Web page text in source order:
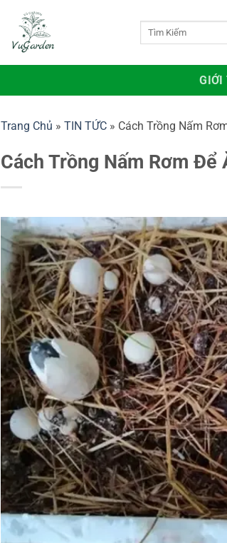
GIỚI
Trang Chủ » TIN TỨC » Cách Trồng Nấm
Cách Trồng Nấm Rơm